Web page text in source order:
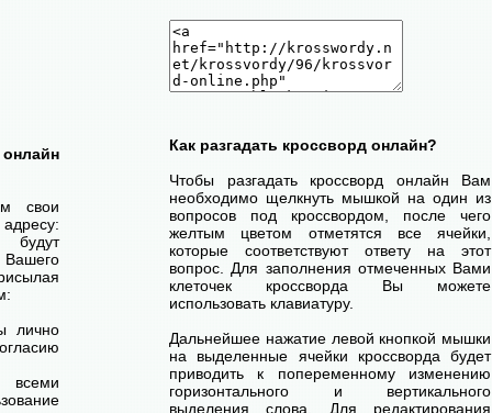
свои
лично
всеми
Как разгадать кроссворд онлайн?
Чтобы разгадать кроссворд онлайн Вам
необходимо щелкнуть мышкой на один из
вопросов под кроссвордом, после чего
желтым цветом отметятся все ячейки,
которые соответствуют ответу на этот
вопрос. Для заполнения отмеченных Вами
клеточек кроссворда Вы можете
использовать клавиатуру.
Дальнейшее нажатие левой кнопкой мышки
на выделенные ячейки кроссворда будет
приводить к попеременному изменению
горизонтального и вертикального
выделения слова. Для редактирования